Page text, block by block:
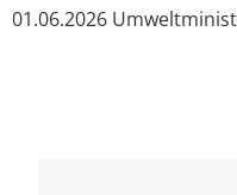
01.06.2026